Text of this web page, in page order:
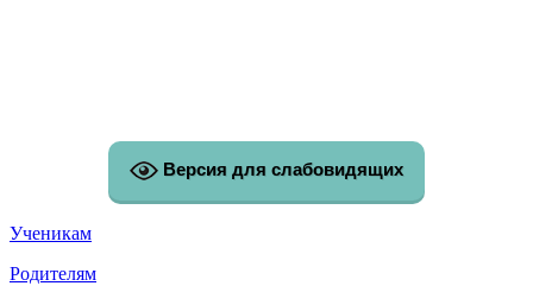
Версия для слабовидящих
Ученикам
Родителям